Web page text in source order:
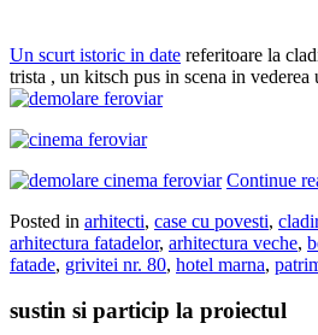
Un scurt istoric in date referitoare la
trista , un kitsch pus in scena in
Continue
Posted in arhitecti, case cu povesti,
arhitectura fatadelor, arhitectura veche,
fatade, grivitei nr. 80, hotel marna,
sustin si particip la proiectul